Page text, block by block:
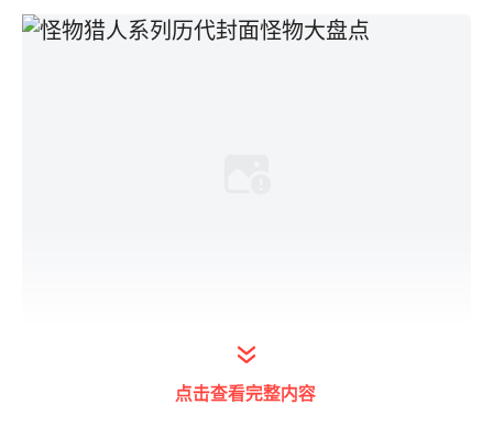
初代到现在在怪物猎人游戏中都无一缺席，其
本身已经成为了怪物猎人的游戏标志，算上亚
点击查看完整内容